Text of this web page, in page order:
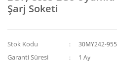
Şarj Soketi
Stok Kodu 30MY242-
Garanti Süresi 1 Ay